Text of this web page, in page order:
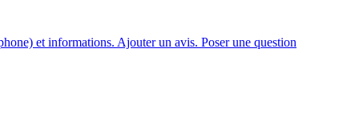
et informations. Ajouter un avis. Poser une question